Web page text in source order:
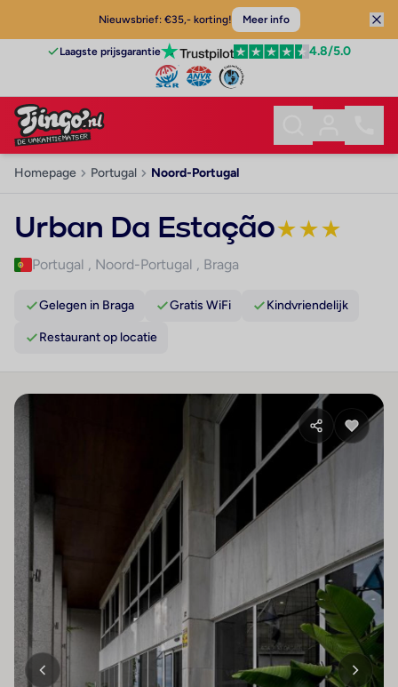
Nieuwsbrief: €35,- korting! Meer info
Laagste prijsgarantie 4.8/5.0
Homepage Portugal Noord-Portugal
Urban Da Estação★★★
Portugal , Noord-Portugal , Braga
Gelegen in Braga Gratis WiFi Kindvriendelijk
Restaurant op locatie